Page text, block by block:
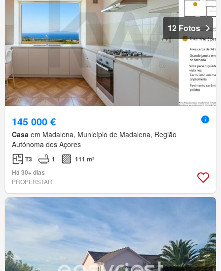
12 Fotos
145 000 €
Casa em Madalena, Município de Madalena, Região
Autónoma dos Açores
T3 1
111 m²
Há 30+ dias
PROPERSTAR